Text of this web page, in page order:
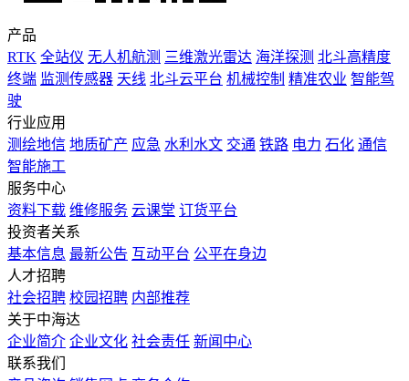
产品
RTK 全站仪 无人机航测 三维激光雷达 海洋探测 北斗高精度
终端 监测传感器 天线 北斗云平台 机械控制 精准农业 智能驾
驶
行业应用
测绘地信 地质矿产 应急 水利水文 交通 铁路 电力 石化 通信
智能施工
服务中心
资料下载 维修服务 云课堂 订货平台
投资者关系
基本信息 最新公告 互动平台 公平在身边
人才招聘
社会招聘 校园招聘 内部推荐
关于中海达
企业简介 企业文化 社会责任 新闻中心
联系我们